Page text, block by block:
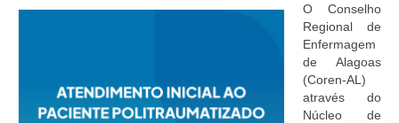
Agenda do presidente
O Conselho
Regional de
Enfermagem
de Alagoas
(Coren-AL)
através do
Núcleo de